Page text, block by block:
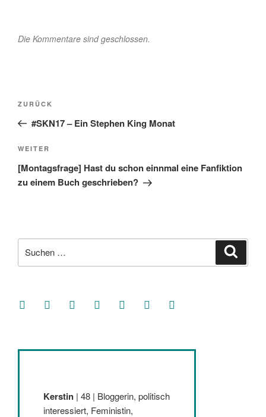
Die Kommentare sind geschlossen.
Beitragsnavigation
Vorheriger
Beitrag
ZURÜCK
#SKN17 – Ein Stephen King Monat
Nächster
Beitrag
WEITER
[Montagsfrage] Hast du schon einnmal eine Fanfiktion
zu einem Buch geschrieben?
nach:
facebooksoundcloud
twitter mastodoninstagramthreads goodreads
Kerstin | 48 | Bloggerin, politisch
interessiert, Feministin,